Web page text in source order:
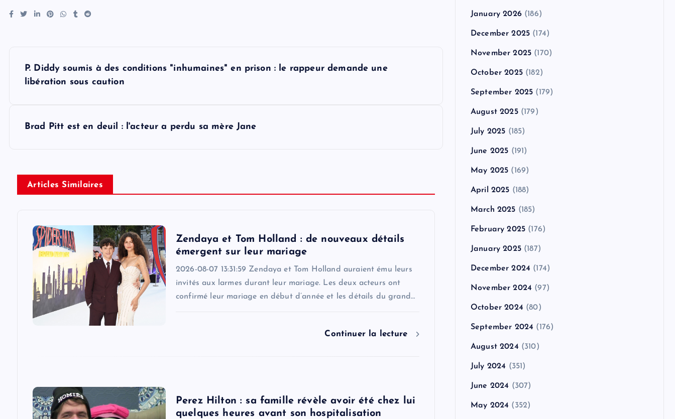
n
a
P. Diddy soumis à des conditions "inhumaines" en prison : le rappeur demande une
libération sous caution
Brad Pitt est en deuil : l'acteur a perdu sa mère Jane
Articles Similaires
Zendaya et Tom Holland : de nouveaux détails
émergent sur leur mariage
2026-08-07 13:31:59 Zendaya et Tom Holland auraient ému leurs
invités aux larmes durant leur mariage. Les deux acteurs ont
confirmé leur mariage en début d’année et les détails du grand…
Continuer la lecture
Perez Hilton : sa famille révèle avoir été chez lui
quelques heures avant son hospitalisation
January 2026(186)
December 2025 (174)
November 2025 (170)
October 2025(182)
September 2025 (179)
August 2025(179)
July 2025 (185)
June 2025 (191)
May 2025 (169)
April 2025 (188)
March 2025 (185)
February 2025 (176)
January 2025(187)
December 2024 (174)
November 2024 (97)
October 2024 (80)
September 2024 (176)
August 2024 (310)
July 2024 (351)
June 2024 (307)
May 2024 (352)